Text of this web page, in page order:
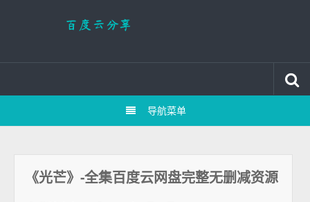
导航菜单
《光芒》-全集百度云网盘完整无删减资源